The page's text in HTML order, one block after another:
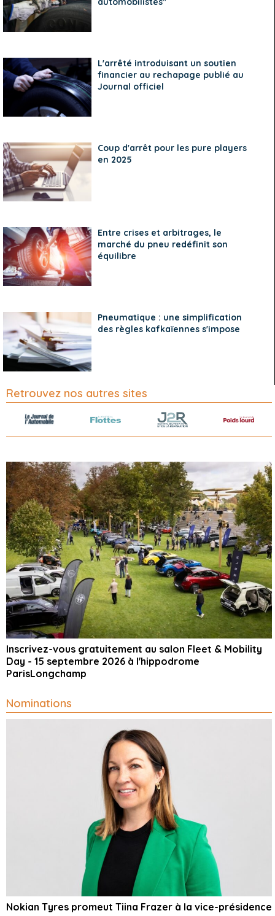
L'arrêté introduisant un soutien
financier au rechapage publié au
Journal officiel
Coup d'arrêt pour les pure players
en 2025
Entre crises et arbitrages, le
marché du pneu redéfinit son
équilibre
Pneumatique : une simplification
des règles kafkaïennes s'impose
Retrouvez nos autres sites
Inscrivez-vous gratuitement au salon Fleet & Mobility
Day - 15 septembre 2026 à l'hippodrome
ParisLongchamp
Nominations
Nokian Tyres promeut Tiina Frazer à la vice-présidence